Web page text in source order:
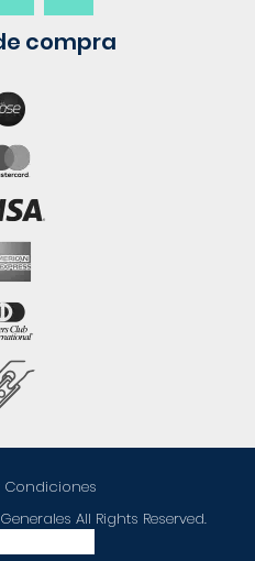
compra
Condiciones
All Rights Reserved.